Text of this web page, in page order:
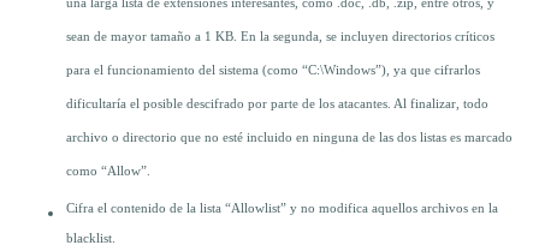
una larga lista de extensiones interesantes, como .doc, .db, .zip, entre otros, y
sean de mayor tamaño a 1 KB. En la segunda, se incluyen directorios críticos
para el funcionamiento del sistema (como “C:\Windows”), ya que cifrarlos
dificultaría el posible descifrado por parte de los atacantes. Al finalizar, todo
archivo o directorio que no esté incluido en ninguna de las dos listas es marcado
como “Allow”.
Cifra el contenido de la lista “Allowlist” y no modifica aquellos archivos en la
blacklist.